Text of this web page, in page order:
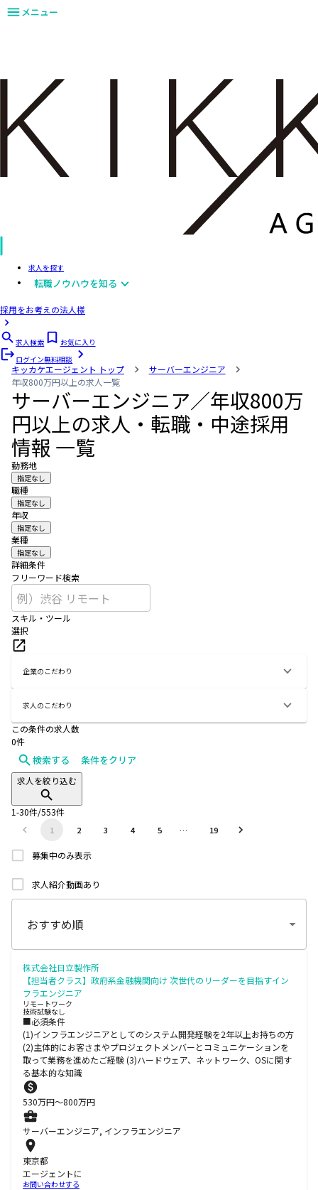
メニュー
求人を探す
転職ノウハウを知る
採用をお考えの法人様
求人検索
お気に入り
ログイン無料相談
キッカケエージェント トップ
サーバーエンジニア
年収800万円以上の求人一覧
サーバーエンジニア／年収800万
円以上の求人・転職・中途採用
情報 一覧
勤務地
指定なし
職種
指定なし
年収
指定なし
業種
指定なし
詳細条件
フリーワード検索
スキル・ツール
選択
企業のこだわり
求人のこだわり
この条件の求人数
0件
検索する 条件をクリア
求人を絞り込む
1-30件/553件
1 2 3 4 5 … 19
募集中のみ表示
求人紹介動画あり
株式会社日立製作所
【担当者クラス】政府系金融機関向け 次世代のリーダーを目指すイン
フラエンジニア
リモートワーク
技術試験なし
■必須条件
(1)インフラエンジニアとしてのシステム開発経験を2年以上お持ちの方
(2)主体的にお客さまやプロジェクトメンバーとコミュニケーションを
取って業務を進めたご経験 (3)ハードウェア、ネットワーク、OSに関す
る基本的な知識
530万円〜800万円
サーバーエンジニア, インフラエンジニア
東京都
エージェントに
お問い合わせする